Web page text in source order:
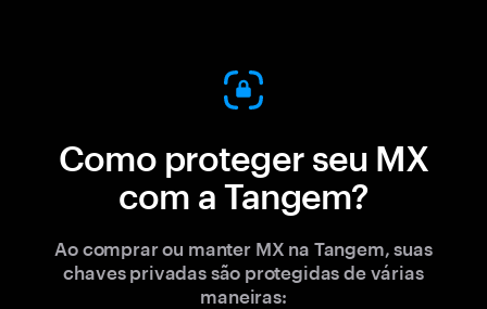
Como proteger seu MX
com a Tangem?
Ao comprar ou manter MX na Tangem, suas
chaves privadas são protegidas de várias
maneiras: